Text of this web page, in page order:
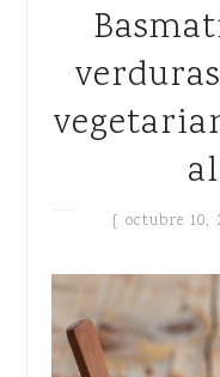
Basmati al curry con
{ octubre 10,